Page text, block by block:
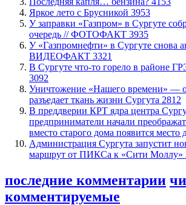
Яркое лето с Брусникой 3953
​У заправки «Газпром» в Сургуте
очередь // ФОТОФАКТ 3935
У «Газпромнефти» в Сургуте снова
ВИДЕОФАКТ 3321
​В Сургуте что-то горело в
3092
​Уничтожение «Нашего времени» —
разъедает ткань жизни Сургута 2812
​В преддверии КРТ ядра центра
предприниматели начали
вместо старого дома появится место
​Администрация Сургута запустит
маршрут от ПИКСа к «Сити Моллу»
последние комментарии
комментируемые